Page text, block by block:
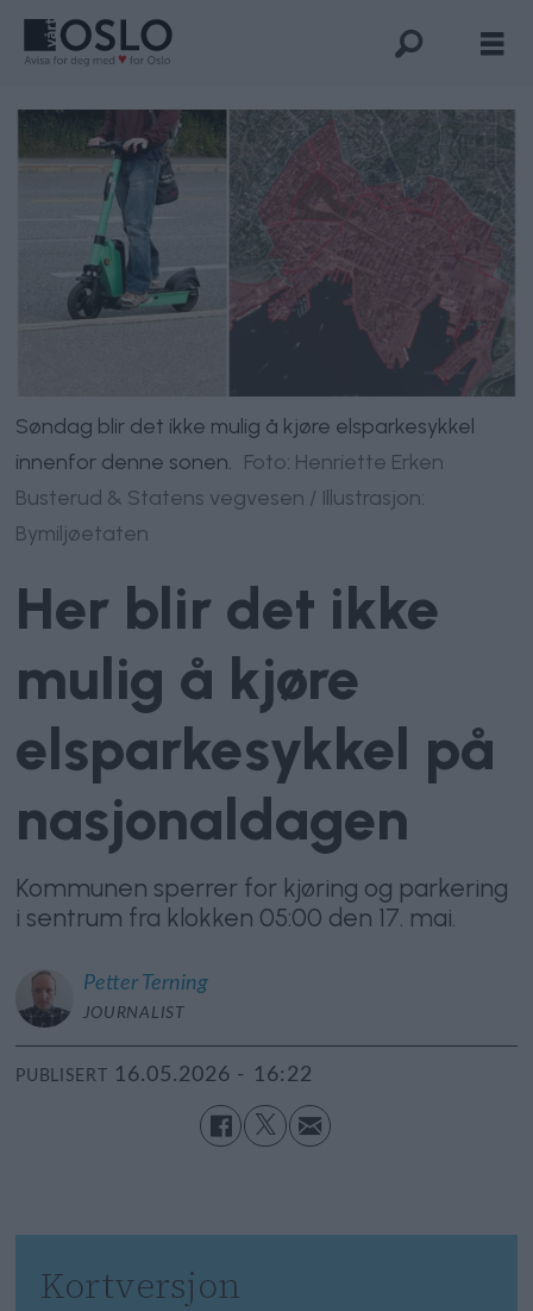
Søndag blir det ikke mulig å kjøre elsparkesykkel
innenfor denne sonen.
Foto: Henriette Erken
Busterud & Statens vegvesen / Illustrasjon:
Bymiljøetaten
Her blir det ikke
mulig å kjøre
elsparkesykkel på
nasjonaldagen
Kommunen sperrer for kjøring og parkering
i sentrum fra klokken 05:00 den 17. mai.
Petter Terning
JOURNALIST
PUBLISERT 16.05.2026 - 16:22
Kortversjon